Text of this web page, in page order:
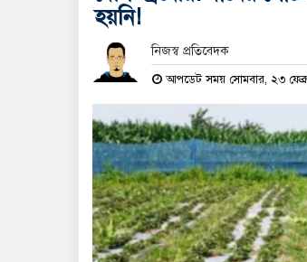
হয়নি!
নিজস্ব প্রতিবেদক
আপডেট সময় সোমবার, ২৩